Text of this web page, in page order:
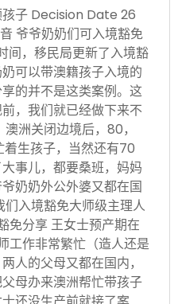
孩子 Decision Date 26
爷爷奶奶们可入境豁免
间，移民局更新了入境豁
可以带澳籍孩子入境的
的并不是这类案例。这
，我们就已经做下来不
洲关闭边境后，80，
生孩子，当然还有70
事儿，都要桑班，妈妈
奶奶外公外婆又都在国
入境豁免大师级主理人
免分享 王女士预产期在
工作非常繁忙（造人还是
人的父母又都在国内，
母办来澳洲帮忙带孩子